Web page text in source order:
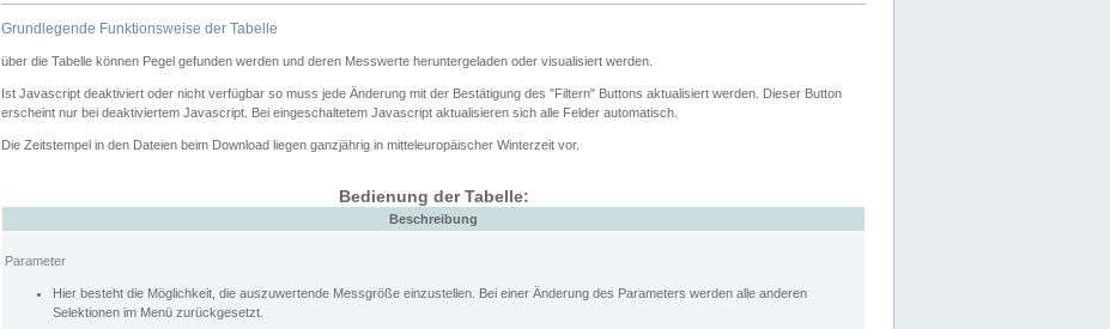
Grundlegende Funktionsweise der Tabelle
über die Tabelle können Pegel gefunden werden und deren Messwerte heruntergeladen oder visualisiert werden.
Ist Javascript deaktiviert oder nicht verfügbar so muss jede Änderung mit der Bestätigung des "Filtern" Buttons aktualisiert werden. Dieser Button
erscheint nur bei deaktiviertem Javascript. Bei eingeschaltetem Javascript aktualisieren sich alle Felder automatisch.
Die Zeitstempel in den Dateien beim Download liegen ganzjährig in mitteleuropäischer Winterzeit vor.
Bedienung der Tabelle:
Beschreibung
Parameter
Hier besteht die Möglichkeit, die auszuwertende Messgröße einzustellen. Bei einer Änderung des Parameters werden alle anderen
Selektionen im Menü zurückgesetzt.